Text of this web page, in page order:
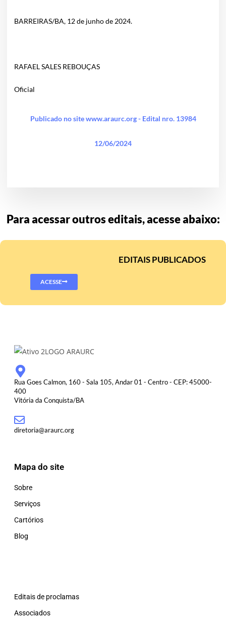
BARREIRAS/BA, 12 de junho de 2024.
RAFAEL SALES REBOUÇAS
Oficial
Publicado no site www.araurc.org - Edital nro. 13984
12/06/2024
Para acessar outros editais, acesse abaixo:
EDITAIS PUBLICADOS
ACESSE
Rua Goes Calmon, 160 - Sala 105, Andar 01 - Centro - CEP: 45000-
400
Vitória da Conquista/BA
diretoria@araurc.org
Mapa do site
Sobre
Serviços
Cartórios
Blog
Editais de proclamas
Associados